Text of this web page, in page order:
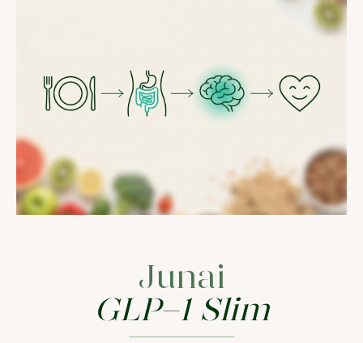
Junai
GLP-1 Slim